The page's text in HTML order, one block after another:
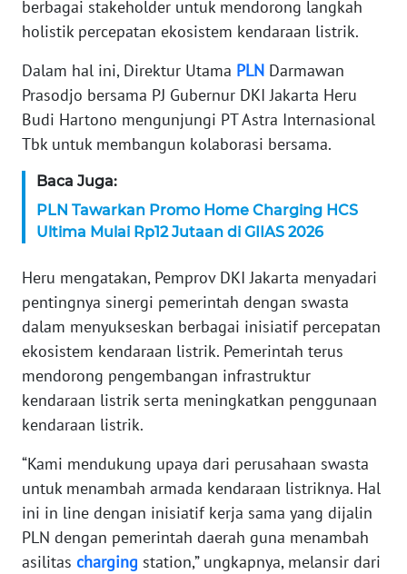
berbagai stakeholder untuk mendorong langkah
holistik percepatan ekosistem kendaraan listrik.
Dalam hal ini, Direktur Utama PLN Darmawan
Prasodjo bersama PJ Gubernur DKI Jakarta Heru
Budi Hartono mengunjungi PT Astra Internasional
Tbk untuk membangun kolaborasi bersama.
Baca Juga:
PLN Tawarkan Promo Home Charging HCS
Ultima Mulai Rp12 Jutaan di GIIAS 2026
Heru mengatakan, Pemprov DKI Jakarta menyadari
pentingnya sinergi pemerintah dengan swasta
dalam menyukseskan berbagai inisiatif percepatan
ekosistem kendaraan listrik. Pemerintah terus
mendorong pengembangan infrastruktur
kendaraan listrik serta meningkatkan penggunaan
kendaraan listrik.
“Kami mendukung upaya dari perusahaan swasta
untuk menambah armada kendaraan listriknya. Hal
ini in line dengan inisiatif kerja sama yang dijalin
PLN dengan pemerintah daerah guna menambah
asilitas charging station,” ungkapnya, melansir dari
DISCLAIMER
Wahana
News
Regional
WN
WN
WN
JABAR
WN
BANTEN
NTT
WN
KEPRI